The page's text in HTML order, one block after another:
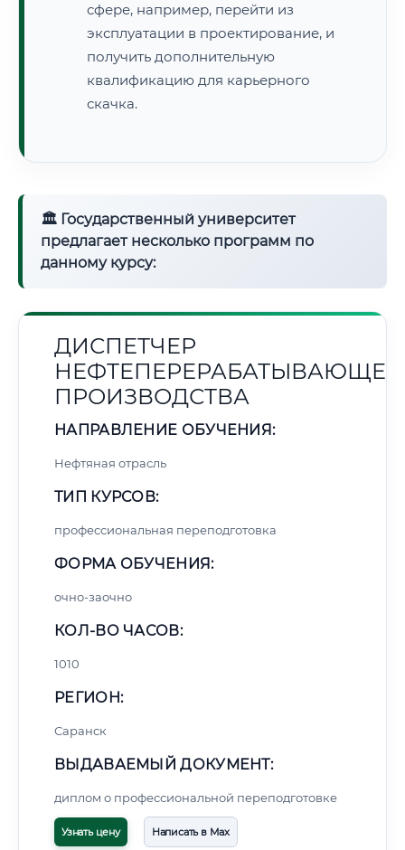
сфере, например, перейти из
эксплуатации в проектирование, и
получить дополнительную
квалификацию для карьерного
скачка.
🏛 Государственный университет
предлагает несколько программ по
данному курсу:
ДИСПЕТЧЕР
ПРОИЗВОДСТВА
НАПРАВЛЕНИЕ ОБУЧЕНИЯ:
Нефтяная отрасль
ТИП КУРСОВ:
профессиональная переподготовка
ФОРМА ОБУЧЕНИЯ:
очно-заочно
КОЛ-ВО ЧАСОВ:
1010
РЕГИОН:
Саранск
ВЫДАВАЕМЫЙ ДОКУМЕНТ:
диплом о профессиональной переподготовке
Узнать цену Написать в Max